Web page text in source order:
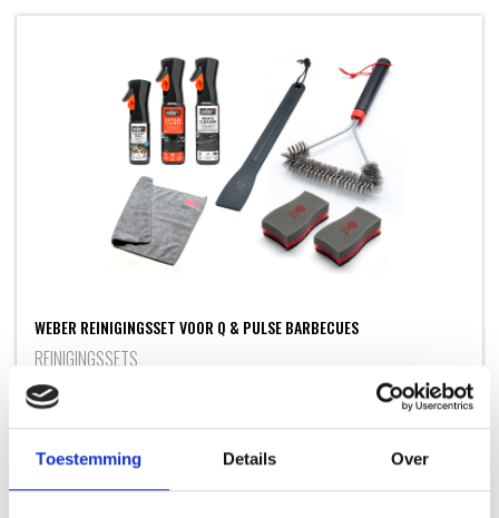
Toestemming Details Over
WEBER REINIGINGSSET VOOR Q & PULSE BARBECUES
REINIGINGSSETS
49,99